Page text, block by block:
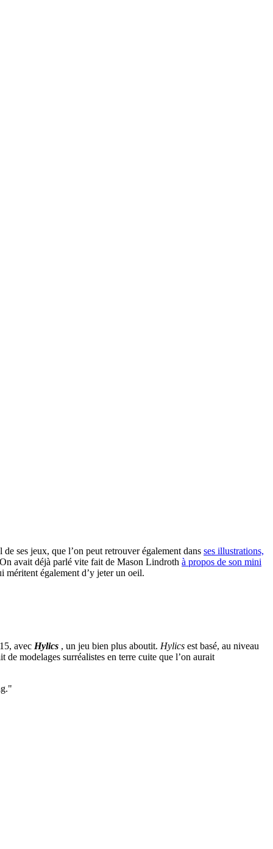
ses jeux, que l’on peut retrouver également dans ses illustrations,
avait déjà parlé vite fait de Mason Lindroth à propos de son mini
méritent également d’y jeter un oeil.
avec Hylics , un jeu bien plus aboutit. Hylics est basé, au niveau
modelages surréalistes en terre cuite que l’on aurait